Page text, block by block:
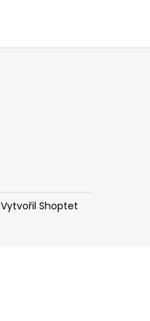
Vytvořil Shoptet